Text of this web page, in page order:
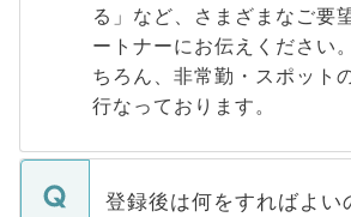
る」など、さまざまなご要
ートナーにお伝えください
ちろん、非常勤・スポット
行なっております。
登録後は何をすればよい